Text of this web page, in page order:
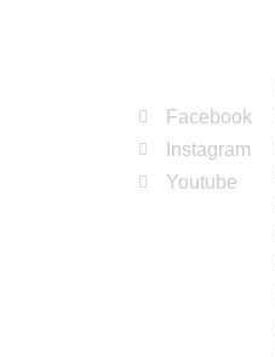
Franciscanas
Hospitaleiras
Facebook
Instagram
Youtube